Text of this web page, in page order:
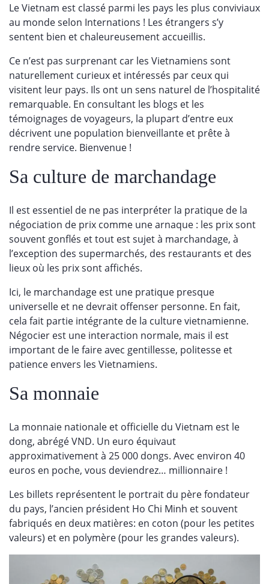
Le Vietnam est classé parmi les pays les plus conviviaux
au monde selon Internations ! Les étrangers s’y
sentent bien et chaleureusement accueillis.
Ce n’est pas surprenant car les Vietnamiens sont
naturellement curieux et intéressés par ceux qui
visitent leur pays. Ils ont un sens naturel de l’hospitalité
remarquable. En consultant les blogs et les
témoignages de voyageurs, la plupart d’entre eux
décrivent une population bienveillante et prête à
rendre service. Bienvenue !
Sa culture de marchandage
Il est essentiel de ne pas interpréter la pratique de la
négociation de prix comme une arnaque : les prix sont
souvent gonflés et tout est sujet à marchandage, à
l’exception des supermarchés, des restaurants et des
lieux où les prix sont affichés.
Ici, le marchandage est une pratique presque
universelle et ne devrait offenser personne. En fait,
cela fait partie intégrante de la culture vietnamienne.
Négocier est une interaction normale, mais il est
important de le faire avec gentillesse, politesse et
patience envers les Vietnamiens.
Sa monnaie
La monnaie nationale et officielle du Vietnam est le
dong, abrégé VND. Un euro équivaut
approximativement à 25 000 dongs. Avec environ 40
euros en poche, vous deviendrez… millionnaire !
Les billets représentent le portrait du père fondateur
du pays, l’ancien président Ho Chi Minh et souvent
fabriqués en deux matières: en coton (pour les petites
valeurs) et en polymère (pour les grandes valeurs).